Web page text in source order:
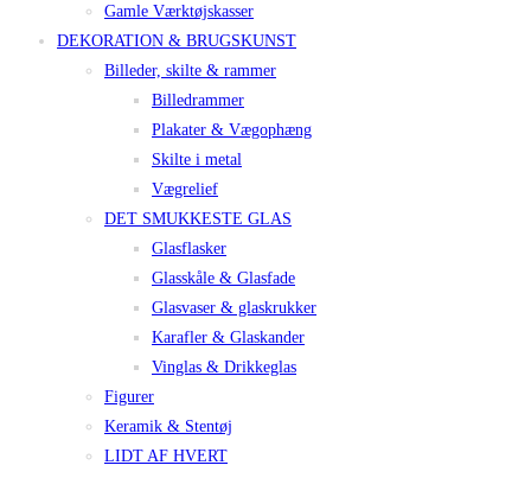
Gamle Værktøjskasser
DEKORATION & BRUGSKUNST
Billeder, skilte & rammer
Billedrammer
Plakater & Vægophæng
Skilte i metal
Vægrelief
DET SMUKKESTE GLAS
Glasflasker
Glasskåle & Glasfade
Glasvaser & glaskrukker
Karafler & Glaskander
Vinglas & Drikkeglas
Figurer
Keramik & Stentøj
LIDT AF HVERT